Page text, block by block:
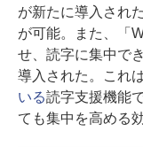
が新たに導入され
が可能。また、「
せ、読字に集中で
導入された。これ
いる読字支援機能
ても集中を高める